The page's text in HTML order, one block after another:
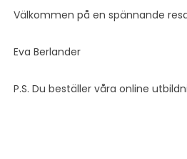
Välkommen på en spännande
Eva Berlander
P.S. Du beställer våra online